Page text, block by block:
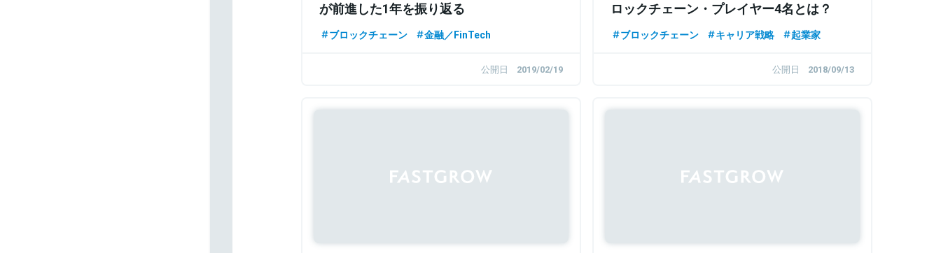
が前進した1年を振り返る
ブロックチェーン 金融／FinTech
公開日 2019/02/19
ロックチェーン・プレイヤー4名とは？
ブロックチェーン キャリア戦略 起業家
公開日 2018/09/13